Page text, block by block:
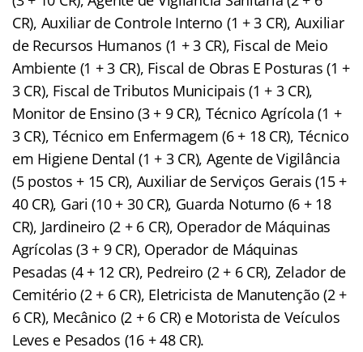
CR), Auxiliar de Controle Interno (1 + 3 CR), Auxiliar
de Recursos Humanos (1 + 3 CR), Fiscal de Meio
Ambiente (1 + 3 CR), Fiscal de Obras E Posturas (1 +
3 CR), Fiscal de Tributos Municipais (1 + 3 CR),
Monitor de Ensino (3 + 9 CR), Técnico Agrícola (1 +
3 CR), Técnico em Enfermagem (6 + 18 CR), Técnico
em Higiene Dental (1 + 3 CR), Agente de Vigilância
(5 postos + 15 CR), Auxiliar de Serviços Gerais (15 +
40 CR), Gari (10 + 30 CR), Guarda Noturno (6 + 18
CR), Jardineiro (2 + 6 CR), Operador de Máquinas
Agrícolas (3 + 9 CR), Operador de Máquinas
Pesadas (4 + 12 CR), Pedreiro (2 + 6 CR), Zelador de
Cemitério (2 + 6 CR), Eletricista de Manutenção (2 +
6 CR), Mecânico (2 + 6 CR) e Motorista de Veículos
Leves e Pesados (16 + 48 CR).